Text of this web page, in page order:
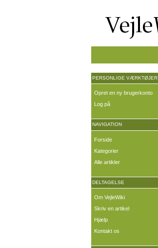
PERSONLIGE VÆRKTØJER
Opret en ny brugerkonto
Log på
NAVIGATION
Forside
Kategorier
Alle artikler
DELTAGELSE
Om VejleWiki
Skriv en artikel
Hjælp
Kontakt os